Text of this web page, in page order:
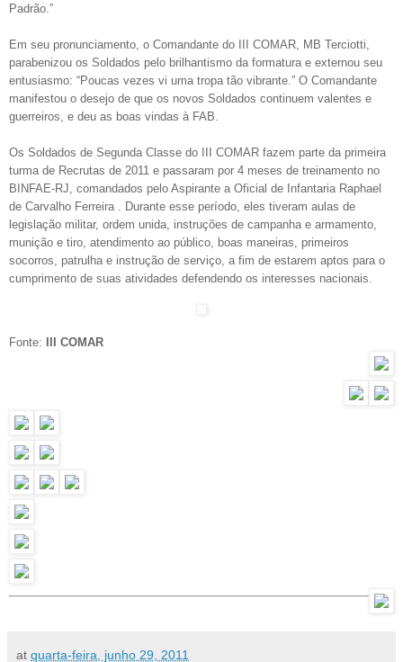
Padrão.”
Em seu pronunciamento, o Comandante do III COMAR, MB Terciotti,
parabenizou os Soldados pelo brilhantismo da formatura e externou seu
entusiasmo: “Poucas vezes vi uma tropa tão vibrante.” O Comandante
manifestou o desejo de que os novos Soldados continuem valentes e
guerreiros, e deu as boas vindas à FAB.
Os Soldados de Segunda Classe do III COMAR fazem parte da primeira
turma de Recrutas de 2011 e passaram por 4 meses de treinamento no
BINFAE-RJ, comandados pelo Aspirante a Oficial de Infantaria Raphael
de Carvalho Ferreira . Durante esse período, eles tiveram aulas de
legislação militar, ordem unida, instruções de campanha e armamento,
munição e tiro, atendimento ao público, boas maneiras, primeiros
socorros, patrulha e instrução de serviço, a fim de estarem aptos para o
cumprimento de suas atividades defendendo os interesses nacionais.
Fonte: III COMAR
at quarta-feira, junho 29, 2011